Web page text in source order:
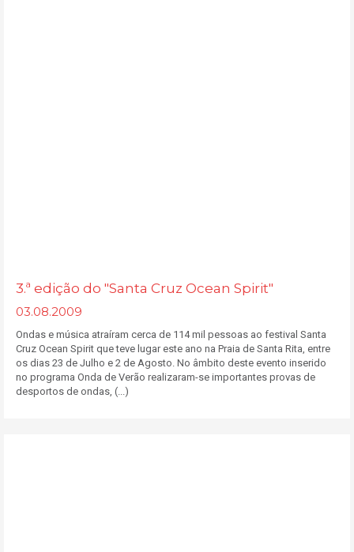
3.ª edição do "Santa Cruz Ocean Spirit"
03.08.2009
Ondas e música atraíram cerca de 114 mil pessoas ao festival Santa
Cruz Ocean Spirit que teve lugar este ano na Praia de Santa Rita, entre
os dias 23 de Julho e 2 de Agosto. No âmbito deste evento inserido
no programa Onda de Verão realizaram-se importantes provas de
desportos de ondas, (...)